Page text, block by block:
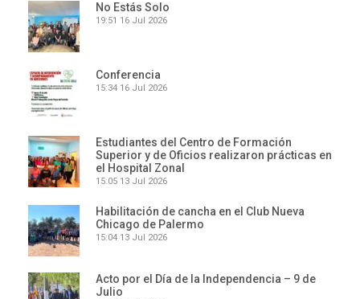
No Estás Solo
19:51 16 Jul 2026
Conferencia
15:34 16 Jul 2026
Estudiantes del Centro de Formación
Superior y de Oficios realizaron prácticas en
el Hospital Zonal
15:05 13 Jul 2026
Habilitación de cancha en el Club Nueva
Chicago de Palermo
15:04 13 Jul 2026
Acto por el Día de la Independencia – 9 de
Julio